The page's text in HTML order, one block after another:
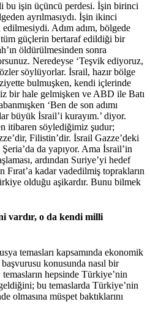
bu işin üçüncü perdesi. İşin birinci
ayrılmasıydı. İşin ikinci
edilmesiydi. Adım adım, bölgede
tüm güçlerin bertaraf edildiği bir
öldürülmesinden sonra
Neredeyse ‘Teşvik ediyoruz,
söylüyorlar. İsrail, hazır bölge
bulmuşken, kendi içlerinde
bir hale gelmişken ve ABD ile Batı
‘Ben de son adımı
büyük İsrail’i kurayım.’ diyor.
itibaren söylediğimiz şudur;
Filistin’dir. İsrail Gazze’deki
da yapıyor. Ama İsrail’in
ardından Suriye’yi hedef
Fırat’a kadar vadedilmiş toprakların
olduğu aşikardır. Bunu bilmek
vardır, o da kendi milli
temasları kapsamında ekonomik
konusunda nasıl bir
hepsinde Türkiye’nin
bu temaslarda Türkiye’nin
olmasına müspet baktıklarını